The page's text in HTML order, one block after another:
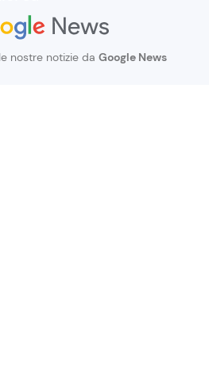
nostre notizie da Google News